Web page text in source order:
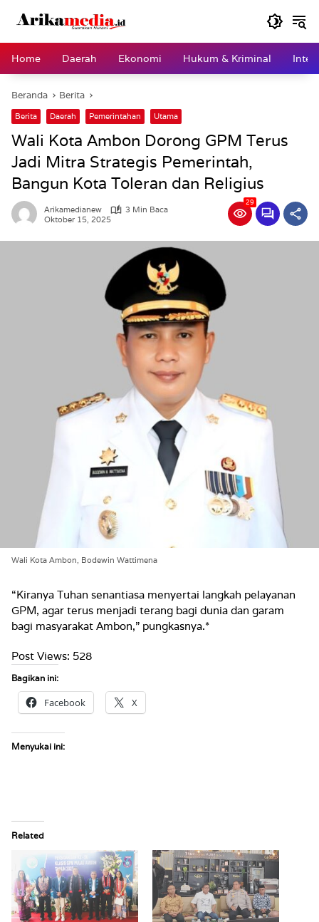
Home
Daerah Ekonomi Hukum & Kriminal
Beranda Berita
Berita Daerah Pemerintahan Utama
Wali Kota Ambon Dorong GPM Terus
Jadi Mitra Strategis Pemerintah,
Bangun Kota Toleran dan Religius
Arikamedianew
3 Min Baca
Oktober 15, 2025
29
Wali Kota Ambon, Bodewin Wattimena
“Kiranya Tuhan senantiasa menyertai langkah pelayanan
GPM, agar terus menjadi terang bagi dunia dan garam
bagi masyarakat Ambon,” pungkasnya.*
Post Views: 528
Bagikan ini:
Facebook X
Menyukai ini:
Related